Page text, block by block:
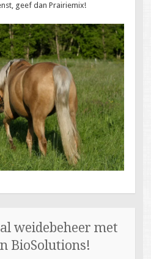
geef dan Prairiemix!
weidebeheer met
BioSolutions!